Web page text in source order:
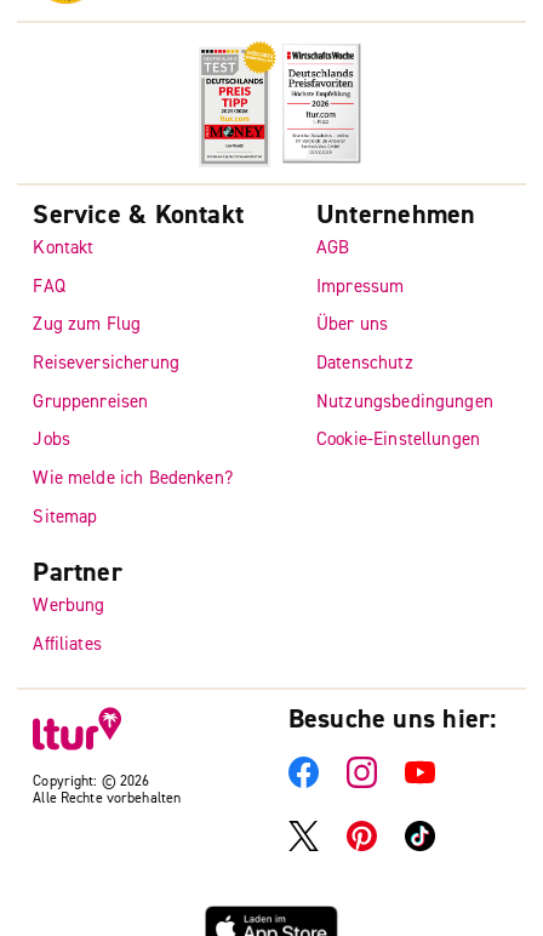
Copyright: © 2026
Alle Rechte vorbehalten
Service & Kontakt
Kontakt
FAQ
Zug zum Flug
Reiseversicherung
Gruppenreisen
Jobs
Wie melde ich Bedenken?
Sitemap
Unternehmen
AGB
Impressum
Über uns
Datenschutz
Nutzungsbedingungen
Cookie-Einstellungen
Partner
Werbung
Affiliates
Besuche uns hier: